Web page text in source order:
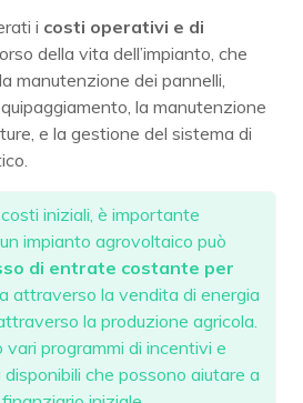
i costi operativi e di
della vita dell’impianto, che
manutenzione dei pannelli,
la manutenzione
e la gestione del sistema di
iniziali, è importante
impianto agrovoltaico può
di entrate costante per
attraverso la vendita di energia
la produzione agricola.
vari programmi di incentivi e
che possono aiutare a